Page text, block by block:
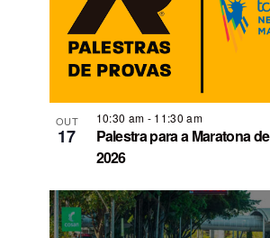
OUT
17
Palestra para a Maratona
2026
10:30 am - 11:30 am